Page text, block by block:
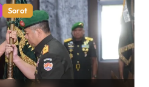
Sorot